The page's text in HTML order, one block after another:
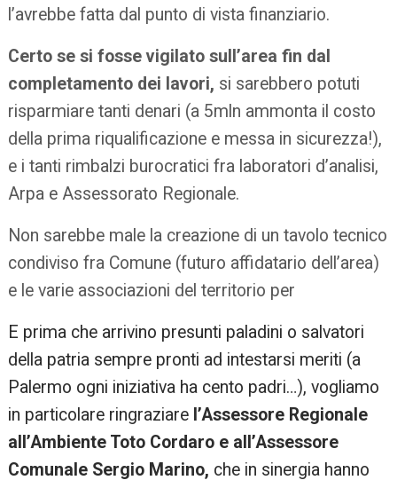
l’avrebbe fatta dal punto di vista finanziario.
Certo se si fosse vigilato sull’area fin dal
completamento dei lavori, si sarebbero potuti
risparmiare tanti denari (a 5mln ammonta il costo
della prima riqualificazione e messa in sicurezza!),
e i tanti rimbalzi burocratici fra laboratori d’analisi,
Arpa e Assessorato Regionale.
Non sarebbe male la creazione di un tavolo tecnico
condiviso fra Comune (futuro affidatario dell’area)
e le varie associazioni del territorio per
E prima che arrivino presunti paladini o salvatori
della patria sempre pronti ad intestarsi meriti (a
Palermo ogni iniziativa ha cento padri…), vogliamo
in particolare ringraziare l’Assessore Regionale
all’Ambiente Toto Cordaro e all’Assessore
Comunale Sergio Marino, che in sinergia hanno